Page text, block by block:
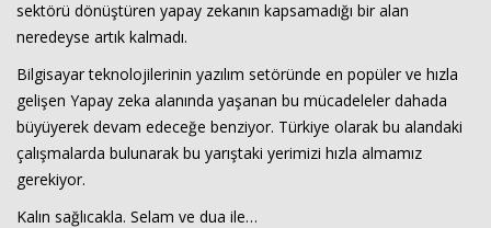
sektörü dönüştüren yapay zekanın kapsamadığı bir alan
neredeyse artık kalmadı.
Bilgisayar teknolojilerinin yazılım setöründe en popüler ve hızla
gelişen Yapay zeka alanında yaşanan bu mücadeleler dahada
büyüyerek devam edeceğe benziyor. Türkiye olarak bu alandaki
çalışmalarda bulunarak bu yarıştaki yerimizi hızla almamız
gerekiyor.
Kalın sağlıcakla. Selam ve dua ile…